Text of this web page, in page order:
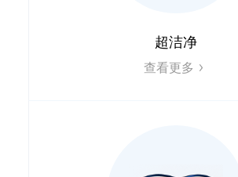
超洁净
查看更多